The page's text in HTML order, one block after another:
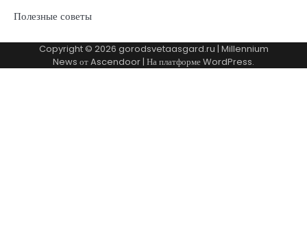
Полезные советы
Copyright © 2026 gorodsvetaasgard.ru | Millennium
News отAscendoor | На платформеWordPress.